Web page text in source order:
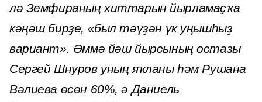
лә Земфираның хиттарын йырламаҫҡа
кәңәш бирҙе, «был тәүҙән үк уңышһыҙ
вариант». Әммә йәш йырсының остазы
Сергей Шнуров уның яҡланы һәм Рушана
Вәлиева өсөн 60%, ә Даниель